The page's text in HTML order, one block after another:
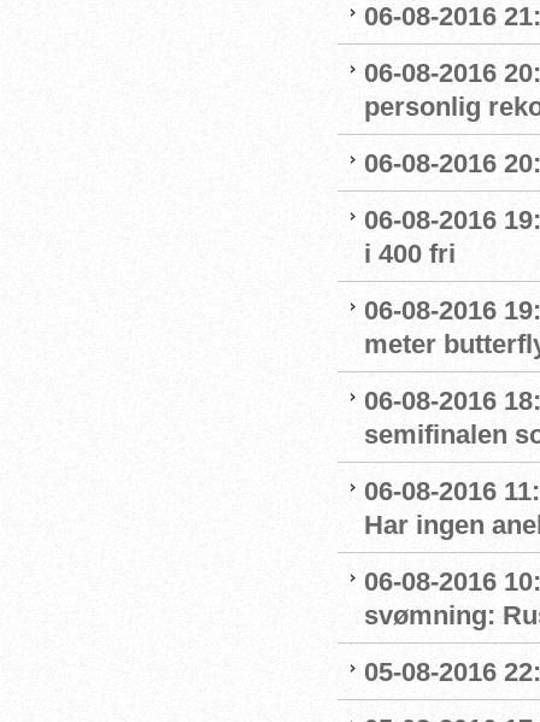
06-08-2016
06-08-2016
personlig
06-08-2016
06-08-2016
i 400 fri
06-08-2016
meter
06-08-2016
semifinalen
06-08-2016
Har ingen
06-08-2016
svømning:
05-08-2016